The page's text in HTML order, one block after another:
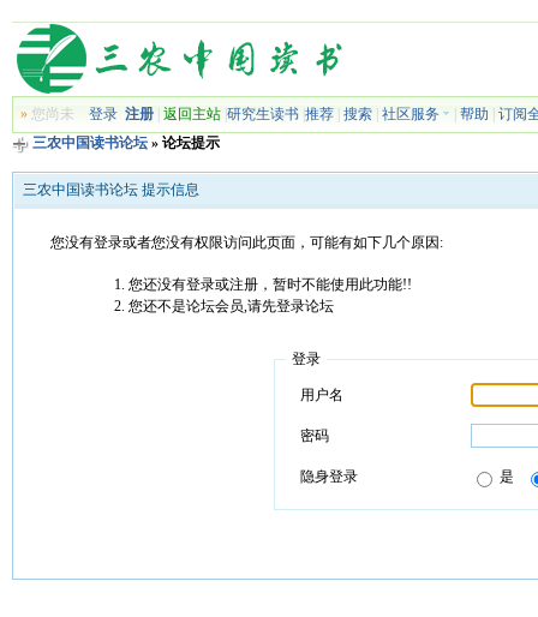
»您尚未 登录 注册| 返回主站| 研究生读书| 推荐| 搜索| 社区服务 帮助
订阅
三农中国读书论坛» 论坛提示
三农中国读书论坛 提示信息
您没有登录或者您没有权限访问此页面，可能有如下几个原因:
您还没有登录或注册，暂时不能使用此功能!!
您还不是论坛会员,请先登录论坛
登录
用户名
密码
隐身登录 是